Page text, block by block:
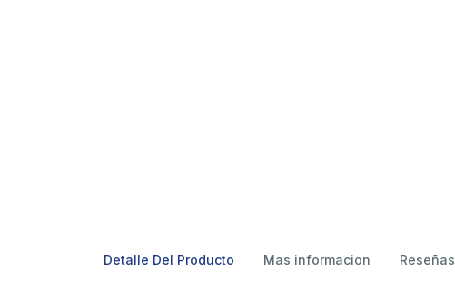
Detalle Del Producto Mas informacion Reseñas